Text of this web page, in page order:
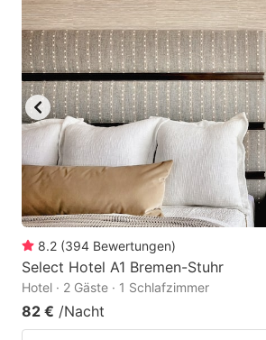
8.2 (394 Bewertungen)
Select Hotel A1 Bremen-Stuhr
Hotel · 2 Gäste · 1 Schlafzimmer
82 € /Nacht